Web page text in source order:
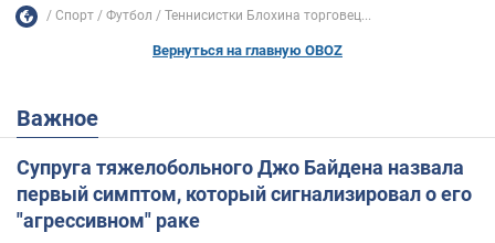
Спорт Футбол Теннисистки Блохина торговец...
Вернуться на главную OBOZ
Важное
Супруга тяжелобольного Джо Байдена назвала
первый симптом, который сигнализировал о его
"агрессивном" раке